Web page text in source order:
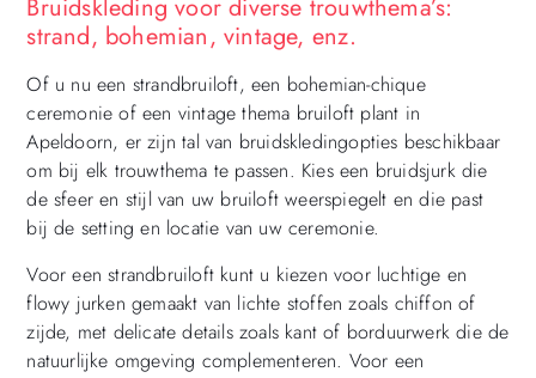
Bruidskleding voor diverse trouwthema’s:
strand, bohemian, vintage, enz.
Of u nu een strandbruiloft, een bohemian-chique
ceremonie of een vintage thema bruiloft plant in
Apeldoorn, er zijn tal van bruidskledingopties beschikbaar
om bij elk trouwthema te passen. Kies een bruidsjurk die
de sfeer en stijl van uw bruiloft weerspiegelt en die past
bij de setting en locatie van uw ceremonie.
Voor een strandbruiloft kunt u kiezen voor luchtige en
flowy jurken gemaakt van lichte stoffen zoals chiffon of
zijde, met delicate details zoals kant of borduurwerk die de
natuurlijke omgeving complementeren. Voor een